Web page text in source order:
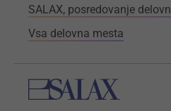
SALAX, posredovanje
Vsa delovna mesta